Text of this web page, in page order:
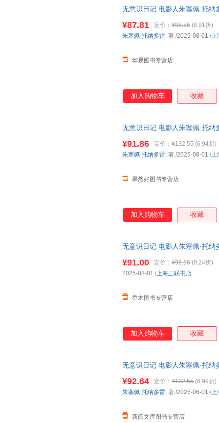
无意识日记 电影人朱塞佩·托
¥87.81 定价： ¥98.56 (8.91折)
华易图书专营店
朱塞佩·托纳多雷, 著 /2025-08-01 /上
加入购物车 收藏
无意识日记 电影人朱塞佩·托
¥91.86 定价： ¥132.55 (6.94折)
果然好图书专营店
朱塞佩·托纳多雷, 著 /2025-08-01 /上
加入购物车 收藏
无意识日记 电影人朱塞佩·托
¥91.00 定价： ¥98.56 (9.24折)
乔木图书专营店
2025-08-01 /上海三联书店
加入购物车 收藏
无意识日记 电影人朱塞佩·托
¥92.64 定价： ¥132.55 (6.99折)
新阅文库图书专营店
朱塞佩·托纳多雷, 著 /2025-06-01 /上